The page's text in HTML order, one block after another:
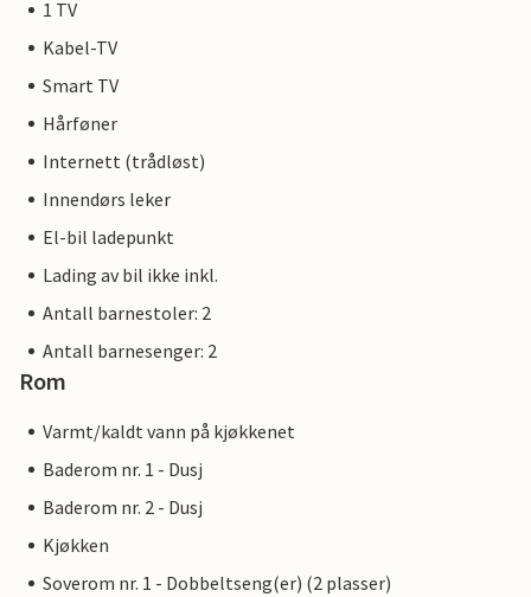
1 TV
Kabel-TV
Smart TV
Hårføner
Internett (trådløst)
Innendørs leker
El-bil ladepunkt
Lading av bil ikke inkl.
Antall barnestoler: 2
Antall barnesenger: 2
Rom
Varmt/kaldt vann på kjøkkenet
Baderom nr. 1 - Dusj
Baderom nr. 2 - Dusj
Kjøkken
Soverom nr. 1 - Dobbeltseng(er) (2 plasser)